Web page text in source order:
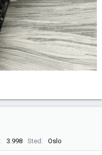
3.998 Sted Oslo